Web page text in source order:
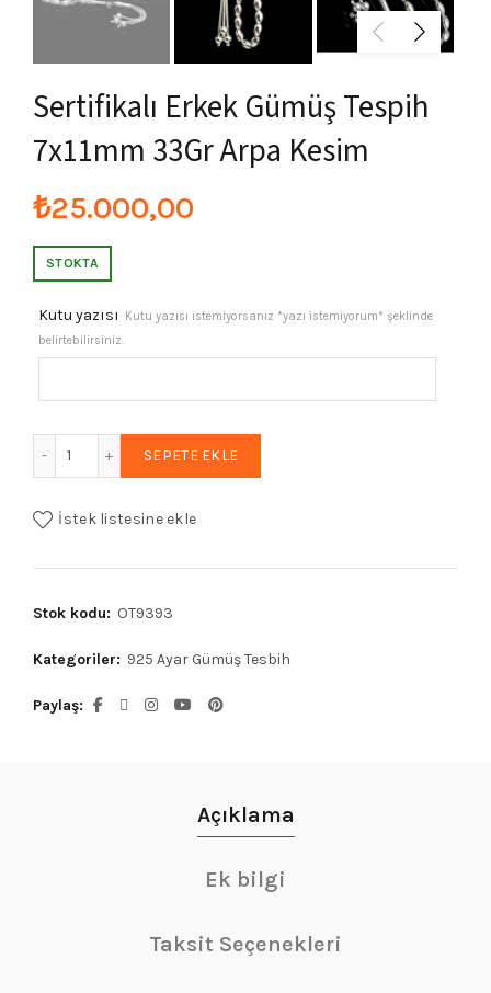
Sertifikalı Erkek Gümüş Tespih
7x11mm 33Gr Arpa Kesim
₺25.000,00
STOKTA
Kutu yazısı
Kutu yazısı istemiyorsanız *yazı istemiyorum* şeklinde
belirtebilirsiniz.
SEPETE EKLE
İstek listesine ekle
Stok kodu: OT9393
Kategoriler: 925 Ayar Gümüş Tesbih
Paylaş
Açıklama
Ek bilgi
Taksit Seçenekleri